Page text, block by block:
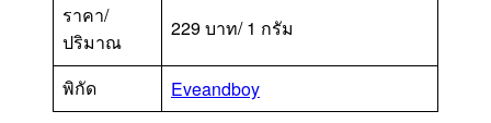
ราคา/
ปริมาณ
229 บาท/ 1 กรัม
พิกัด Eveandboy